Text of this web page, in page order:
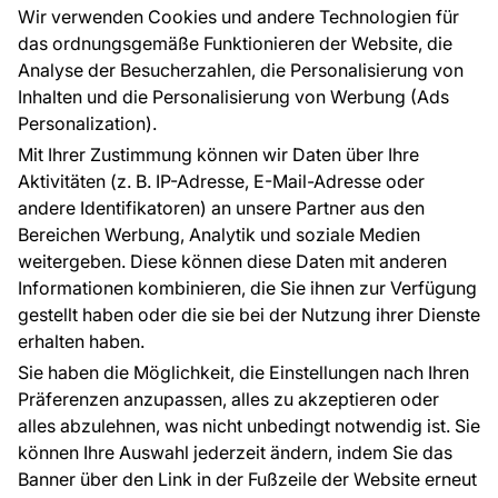
Wir verwenden Cookies und andere Technologien für
das ordnungsgemäße Funktionieren der Website, die
Analyse der Besucherzahlen, die Personalisierung von
Inhalten und die Personalisierung von Werbung (Ads
Personalization).
Mit Ihrer Zustimmung können wir Daten über Ihre
Aktivitäten (z. B. IP-Adresse, E-Mail-Adresse oder
andere Identifikatoren) an unsere Partner aus den
Bereichen Werbung, Analytik und soziale Medien
weitergeben. Diese können diese Daten mit anderen
Informationen kombinieren, die Sie ihnen zur Verfügung
gestellt haben oder die sie bei der Nutzung ihrer Dienste
erhalten haben.
Sie haben die Möglichkeit, die Einstellungen nach Ihren
Präferenzen anzupassen, alles zu akzeptieren oder
alles abzulehnen, was nicht unbedingt notwendig ist. Sie
können Ihre Auswahl jederzeit ändern, indem Sie das
Banner über den Link in der Fußzeile der Website erneut
Großhandel
Raumvisualisierung
Tapetenmuster
FÜR SIE
Blog
EU-Projekte
Ratschläge und Tipps
FAQ
ÜBER DAS UNTERNEHMEN
Kontakt
Haben Sie Fragen? Wir helfen Ihnen gerne weiter
und beraten Sie persönlich.
+49 781 95633072
service@tapeteneshop.de